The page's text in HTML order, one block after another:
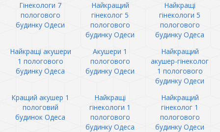
Гінекологи 7
пологового
будинку Одеси
Найкращий
гінеколог 5
пологового
будинку Одеси
Найкращі
гінекологи 5
пологового
будинку Одеса
Найкращі акушери
1 пологового
будинку Одеса
Акушери 1
пологового
будинку Одеси
Найкращий
акушер-гінеколог
1 пологового
будинку Одеси
Кращий акушер 1
пологовий
будинок Одеса
Найкращі
гінекологи 1
пологового
будинку Одеса
Найкращий
гінеколог 1
пологового
будинку Одеси